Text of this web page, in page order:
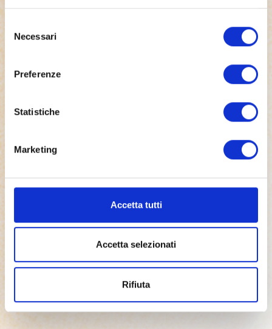
delNecessari
Preferenze
Statistiche
Marketing
Accetta tutti
Accetta selezionati
Rifiuta
premiazioni del
.
Condividi:
25 ott 2015
La fattoria
INCLUSIONE E TALENTO AI
FORNELLI: L’OFFICINA DELL’AIAS
VINCE LA QUINTA EDIZIONE DI